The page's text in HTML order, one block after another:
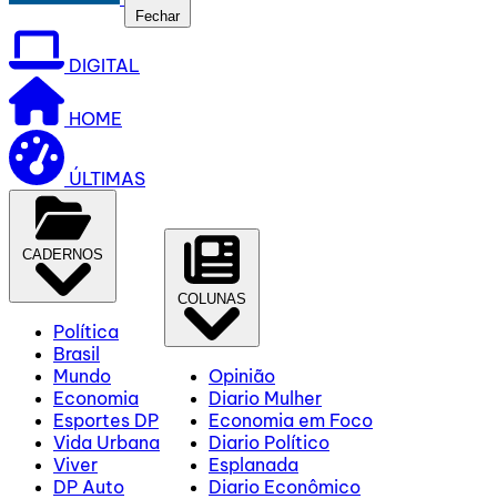
Fechar
DIGITAL
HOME
ÚLTIMAS
CADERNOS
Política
Brasil
Mundo
Economia
Esportes DP
Vida Urbana
Viver
DP Auto
COLUNAS
Opinião
Diario Mulher
Economia em Foco
Diario Político
Esplanada
Diario Econômico